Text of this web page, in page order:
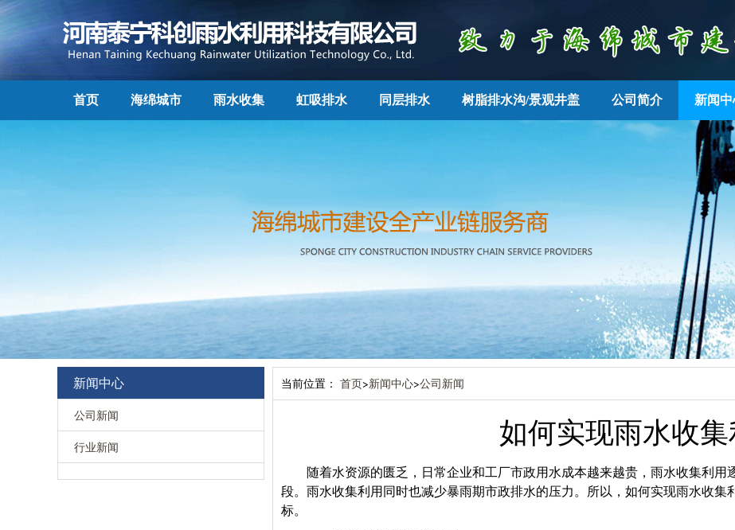
首页 海绵城市 雨水收集 虹吸排水 同层排水 树脂排水沟/景观井盖 公司简介 新闻
新闻中心
公司新闻
行业新闻
当前位置： 首页>新闻中心>公司新闻
如何实现雨水收集
随着水资源的匮乏，日常企业和工厂市政用水成本越来越贵，雨水收集利
段。雨水收集利用同时也减少暴雨期市政排水的压力。所以，如何实现雨水收集
标。